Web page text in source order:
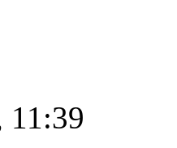
11:39